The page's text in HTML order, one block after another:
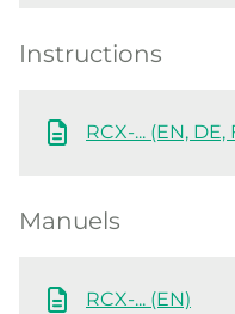
Instructions
RCX-... (EN, DE,
Manuels
RCX-... (EN)